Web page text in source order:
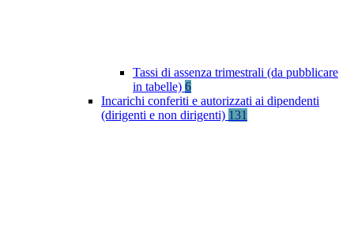
Tassi di assenza trimestrali (da pubblicare
in tabelle) 6
Incarichi conferiti e autorizzati ai dipendenti
(dirigenti e non dirigenti) 131